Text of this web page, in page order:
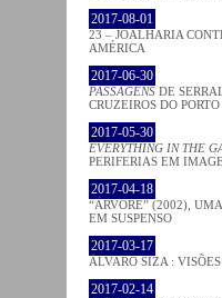
2017-08-01
23 – JOALHARIA
AMÉRICA
2017-06-30
PASSAGENS DE
CRUZEIROS DO
2017-05-30
EVERYTHING IN THE
PERIFERIAS EM
2017-04-18
“ÁRVORE” (2002),
EM SUSPENSO
2017-03-17
ÁLVARO SIZA :
2017-02-14